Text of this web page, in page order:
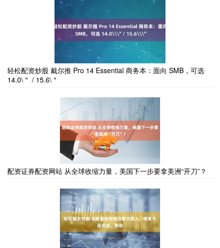
轻松配资炒股 戴尔推 Pro 14 Essential 商务本：面向 SMB，可选
14.0\＂ / 15.6\＂
配资证券配资网站 从全球收缩力量，美国下一步要拿美洲“开刀”？